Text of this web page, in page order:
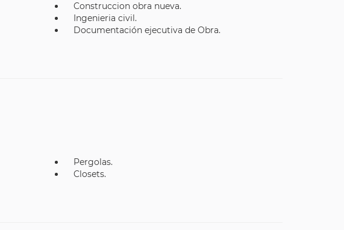
Construccion obra nueva.
Ingenieria civil.
Documentación ejecutiva de Obra.
Pergolas.
Closets.